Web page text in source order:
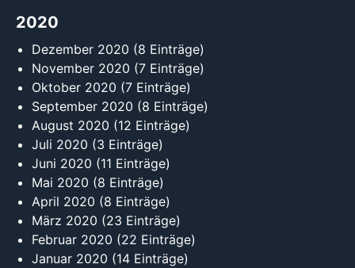
2020
Dezember 2020 (8 Einträge)
November 2020 (7 Einträge)
Oktober 2020 (7 Einträge)
September 2020 (8 Einträge)
August 2020 (12 Einträge)
Juli 2020 (3 Einträge)
Juni 2020 (11 Einträge)
Mai 2020 (8 Einträge)
April 2020 (8 Einträge)
März 2020 (23 Einträge)
Februar 2020 (22 Einträge)
Januar 2020 (14 Einträge)